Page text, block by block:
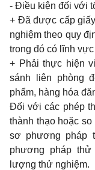
- Điều kiện đối với
+ Đã được cấp
nghiệm theo quy
trong đó có lĩnh
+ Phải thực hiện
sánh liên phòng
phẩm, hàng hóa
Đối với các phép
thành thạo hoặc
sơ phương pháp
phương pháp
lượng thử nghiệm.